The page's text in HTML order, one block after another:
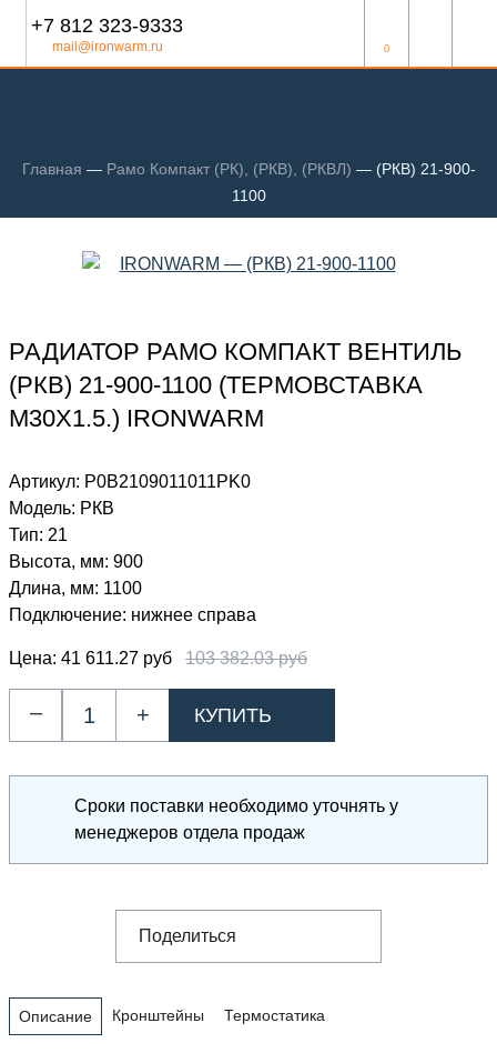
+7 812 323-9333
mail@ironwarm.ru 0
Главная — Рамо Компакт (РК), (РКВ), (РКВЛ) — (РКВ) 21-900-
1100
РАДИАТОР РАМО КОМПАКТ ВЕНТИЛЬ
(РКВ) 21-900-1100 (ТЕРМОВСТАВКА
М30Х1.5.) IRONWARM
Артикул: Р0В2109011011PK0
Модель: РКВ
Тип: 21
Высота, мм: 900
Длина, мм: 1100
Подключение: нижнее справа
Цена: 41 611.27 руб 103 382.03 руб
– +
Сроки поставки необходимо уточнять у
менеджеров отдела продаж
Поделиться
Описание Кронштейны Термостатика